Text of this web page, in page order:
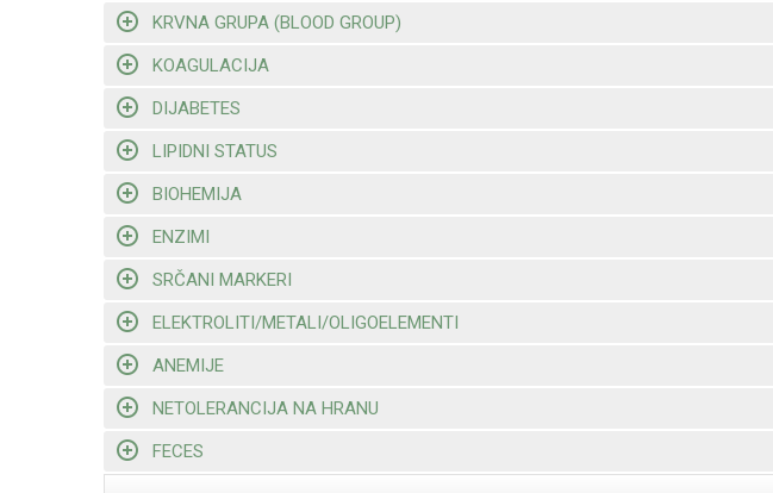
KRVNA GRUPA (BLOOD GROUP)
KOAGULACIJA
DIJABETES
LIPIDNI STATUS
BIOHEMIJA
ENZIMI
SRČANI MARKERI
ELEKTROLITI/METALI/OLIGOELEMENTI
ANEMIJE
NETOLERANCIJA NA HRANU
FECES